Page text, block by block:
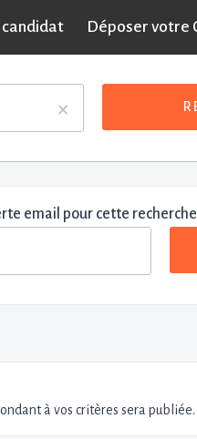
candidat Déposer votre
×
email pour cette recherche
à vos critères sera publiée.